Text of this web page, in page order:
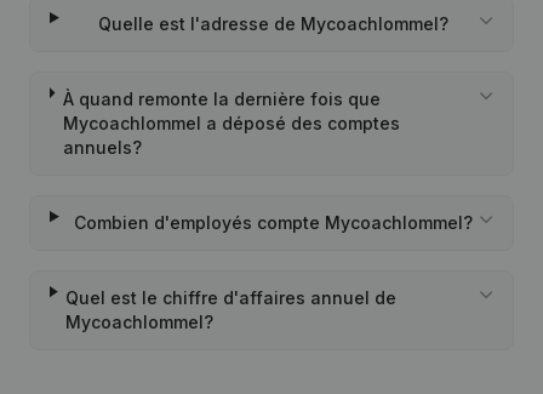
Quelle est l'adresse de Mycoachlommel?
À quand remonte la dernière fois que
Mycoachlommel a déposé des comptes
annuels?
Combien d'employés compte Mycoachlommel?
Quel est le chiffre d'affaires annuel de
Mycoachlommel?